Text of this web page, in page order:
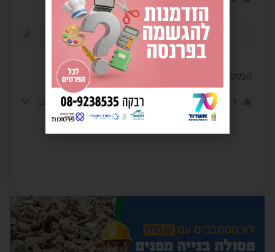
איצ
המוקד סגור ואין שום בוט
1
0 הגב לתגובה הצג תשובות
פרסומת